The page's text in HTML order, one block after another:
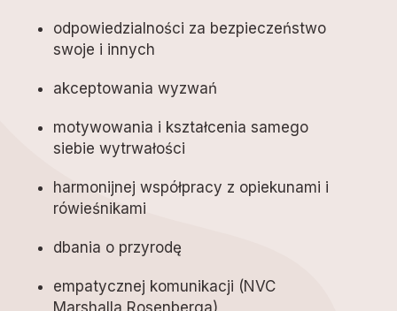
odpowiedzialności za bezpieczeństwo
swoje i innych
akceptowania wyzwań
motywowania i kształcenia samego
siebie wytrwałości
harmonijnej współpracy z opiekunami i
rówieśnikami
dbania o przyrodę
empatycznej komunikacji (NVC